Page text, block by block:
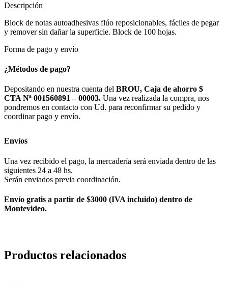
Descripción
Block de notas autoadhesivas flúo reposicionables, fáciles de pegar
y remover sin dañar la superficie. Block de 100 hojas.
Forma de pago y envío
¿Métodos de pago?
Depositando en nuestra cuenta del BROU, Caja de ahorro $
CTA Nª 001560891 – 00003. Una vez realizada la compra, nos
pondremos en contacto con Ud. para reconfirmar su pedido y
coordinar pago y envío.
Envíos
Una vez recibido el pago, la mercadería será enviada dentro de las
siguientes 24 a 48 hs.
Serán enviados previa coordinación.
Envío gratis a partir de $3000 (IVA incluido) dentro de
Montevideo.
Productos relacionados